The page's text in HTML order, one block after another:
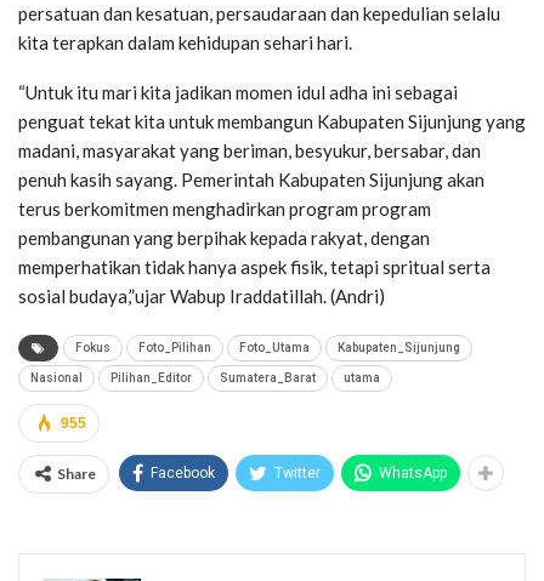
persatuan dan kesatuan, persaudaraan dan kepedulian selalu
kita terapkan dalam kehidupan sehari hari.
“Untuk itu mari kita jadikan momen idul adha ini sebagai
penguat tekat kita untuk membangun Kabupaten Sijunjung yang
madani, masyarakat yang beriman, besyukur, bersabar, dan
penuh kasih sayang. Pemerintah Kabupaten Sijunjung akan
terus berkomitmen menghadirkan program program
pembangunan yang berpihak kepada rakyat, dengan
memperhatikan tidak hanya aspek fisik, tetapi spritual serta
sosial budaya,”ujar Wabup Iraddatillah. (Andri)
Fokus Foto_Pilihan Foto_Utama Kabupaten_Sijunjung
Nasional Pilihan_Editor Sumatera_Barat utama
955
Share Facebook Twitter WhatsApp